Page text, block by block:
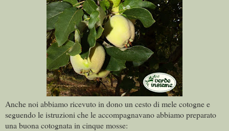
Anche noi abbiamo ricevuto in dono un cesto di mele cotogne e
seguendo le istruzioni che le accompagnavano abbiamo preparato
una buona cotognata in cinque mosse: